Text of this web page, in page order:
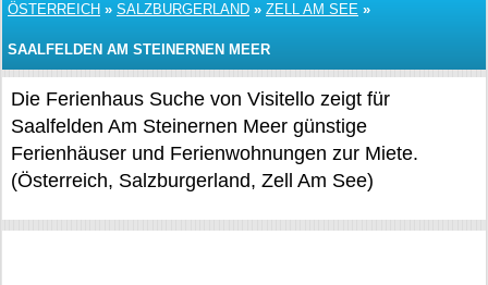
ÖSTERREICH » SALZBURGERLAND » ZELL AM SEE »
SAALFELDEN AM STEINERNEN MEER
Die Ferienhaus Suche von Visitello zeigt für
Saalfelden Am Steinernen Meer günstige
Ferienhäuser und Ferienwohnungen zur Miete.
(Österreich, Salzburgerland, Zell Am See)